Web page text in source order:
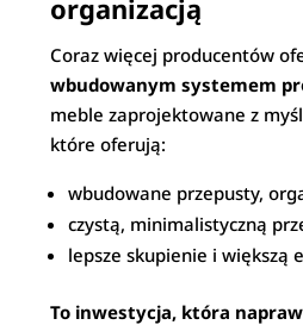
organizacją
Coraz więcej producentów
wbudowanym systemem
meble zaprojektowane z
które oferują:
wbudowane przepusty,
czystą, minimalistyczną
lepsze skupienie i większą
To inwestycja, która